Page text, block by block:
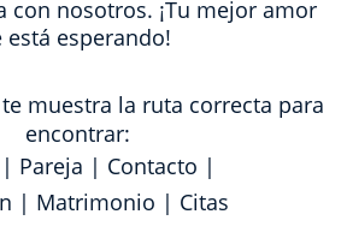
con nosotros. ¡Tu mejor amor
está esperando!
muestra la ruta correcta para
encontrar:
Pareja | Contacto |
| Matrimonio | Citas